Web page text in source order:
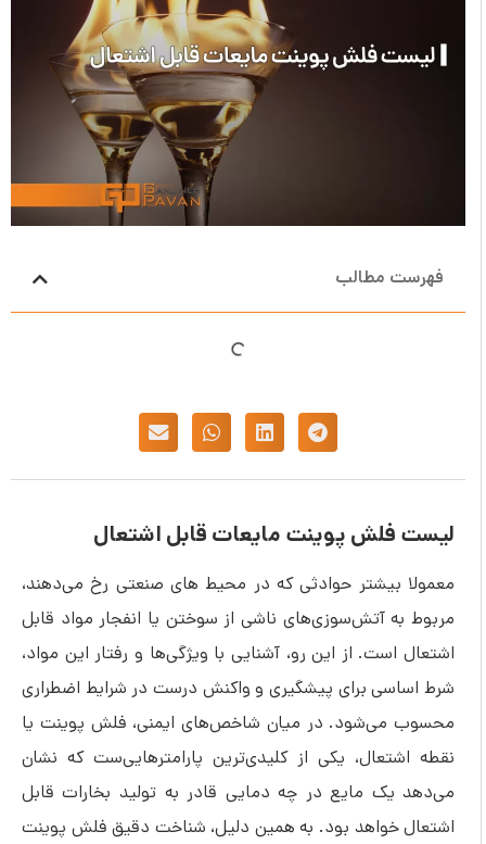
مطالب
پوینت مایعات قابل اشتعال
بیشتر حوادثی که در محیط های صنعتی رخ می‌دهند،
آتش‌سوزی‌های ناشی از سوختن یا انفجار مواد قابل
است. از این رو، آشنایی با ویژگی‌ها و رفتار این مواد،
برای پیشگیری و واکنش درست در شرایط اضطراری
می‌شود. در میان شاخص‌های ایمنی، فلش پوینت یا
یکی از کلیدی‌ترین پارامترهایی‌ست که نشان
مایع در چه دمایی قادر به تولید بخارات قابل
خواهد بود. به همین دلیل، شناخت دقیق فلش پوینت